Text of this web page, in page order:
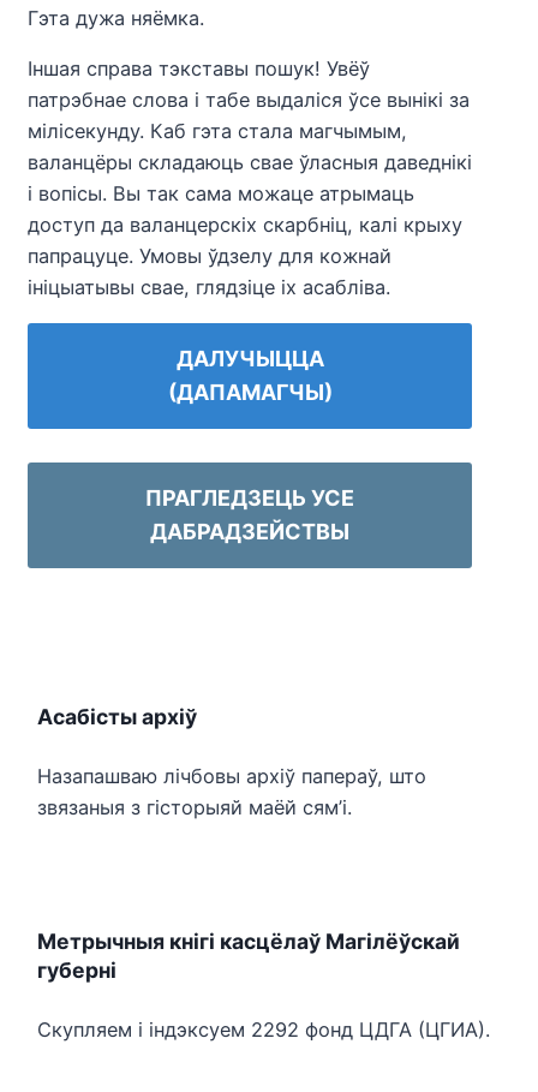
Гэта дужа няёмка.
Іншая справа тэкставы пошук! Увёў
патрэбнае слова і табе выдаліся ўсе вынікі за
мілісекунду. Каб гэта стала магчымым,
валанцёры складаюць свае ўласныя даведнікі
і вопісы. Вы так сама можаце атрымаць
доступ да валанцерскіх скарбніц, калі крыху
папрацуце. Умовы ўдзелу для кожнай
ініцыатывы свае, глядзіце іх асабліва.
ДАЛУЧЫЦЦА
(ДАПАМАГЧЫ)
ПРАГЛЕДЗЕЦЬ УСЕ
ДАБРАДЗЕЙСТВЫ
Асабісты архіў
Назапашваю лічбовы архіў папераў, што
звязаныя з гісторыяй маёй сям’і.
Метрычныя кнігі касцёлаў Магілёўскай
губерні
Скупляем і індэксуем 2292 фонд ЦДГА (ЦГИА).